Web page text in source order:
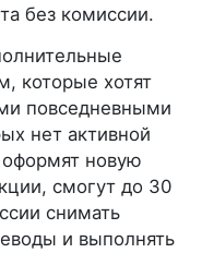
без комиссии.
которые хотят
повседневными
нет активной
новую
смогут до 30
снимать
и выполнять